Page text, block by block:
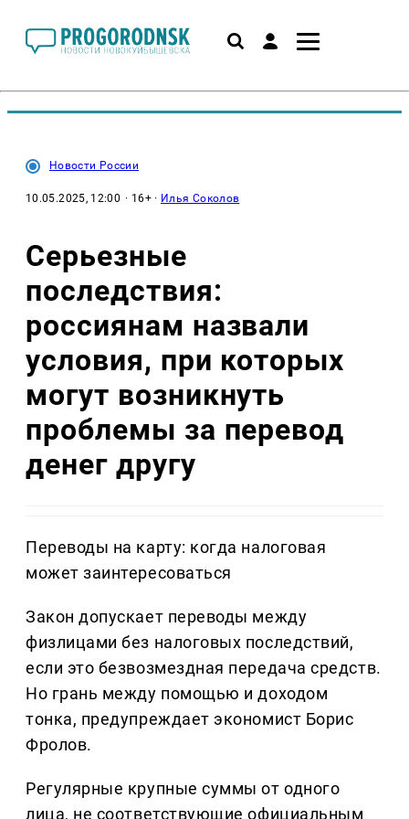
Новости России
10.05.2025, 12:00 · 16+ · Илья Соколов
Серьезные
последствия:
россиянам назвали
условия, при которых
могут возникнуть
проблемы за перевод
денег другу
Переводы на карту: когда налоговая
может заинтересоваться
Закон допускает переводы между
физлицами без налоговых последствий,
если это безвозмездная передача средств.
Но грань между помощью и доходом
тонка, предупреждает экономист Борис
Фролов.
Регулярные крупные суммы от одного
лица, не соответствующие официальным